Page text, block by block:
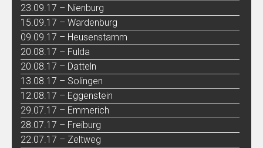
23.09.17 – Nienburg
15.09.17 – Wardenburg
09.09.17 – Heusenstamm
20.08.17 – Fulda
20.08.17 – Datteln
13.08.17 – Solingen
12.08.17 – Eggenstein
29.07.17 – Emmerich
28.07.17 – Freiburg
22.07.17 – Zeltweg